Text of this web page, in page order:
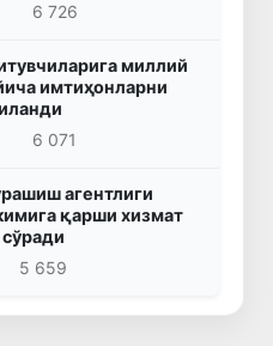
6 726
миллий
имтиҳонларни
6 071
агентлиги
қарши хизмат
5 659